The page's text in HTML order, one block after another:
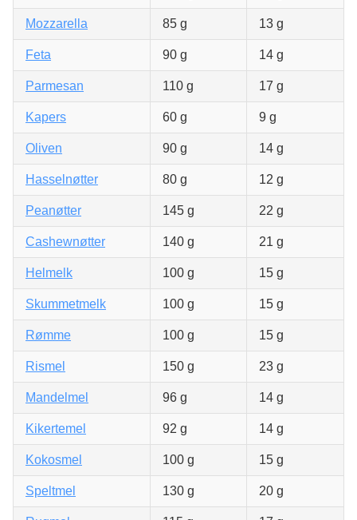
Mozzarella 85 g 13 g
Feta 90 g 14 g
Parmesan 110 g 17 g
Kapers 60 g 9 g
Oliven 90 g 14 g
Hasselnøtter 80 g 12 g
Peanøtter 145 g 22 g
Cashewnøtter 140 g 21 g
Helmelk 100 g 15 g
Skummetmelk 100 g 15 g
Rømme 100 g 15 g
Rismel 150 g 23 g
Mandelmel 96 g 14 g
Kikertemel 92 g 14 g
Kokosmel 100 g 15 g
Speltmel 130 g 20 g